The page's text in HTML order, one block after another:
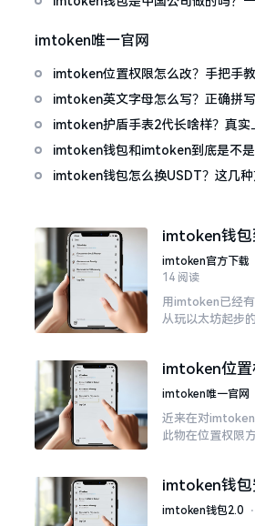
imtoken唯一官网
imtoken位置权限怎么改？手把手
imtoken英文字母怎么写？正确拼
imtoken护盾手表2代长啥样？真实
imtoken钱包和imtoken到底是不是
就懂了
imtoken钱包怎么换USDT？这几种
imtoken钱包
老玩家说说
imtoken官方下载
14 阅读
用imtoken已经
从玩以太坊起步
imtoken位置
把手教你搞定
imtoken唯一官网
近来在对imtoken
此物在位置权限
的模样
imtoken钱包
安装教程
imtoken钱包2.0 ⋅